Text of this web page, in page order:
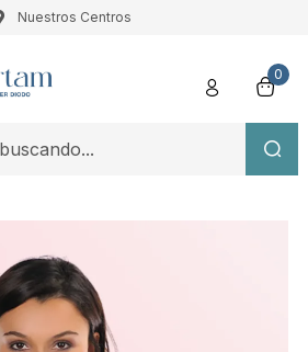
Nuestros Centros
0
Registro
Contraseña perdida
Acceso